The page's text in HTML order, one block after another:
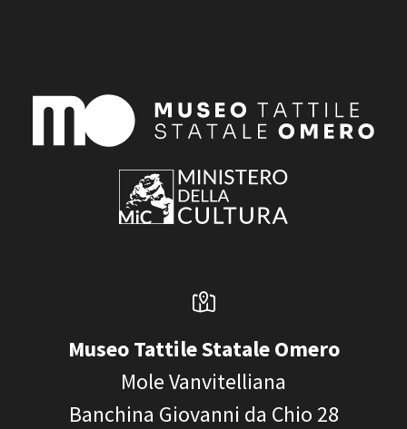
Museo Tattile Statale Omero
Mole Vanvitelliana
Banchina Giovanni da Chio 28